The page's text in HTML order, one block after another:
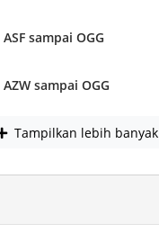
ASF sampai OGG
AZW sampai OGG
Tampilkan lebih banyak